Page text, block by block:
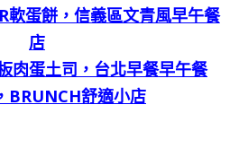
軟蛋餅，信義區文青風早午餐
店
肉蛋土司，台北早餐早午餐
BRUNCH舒適小店